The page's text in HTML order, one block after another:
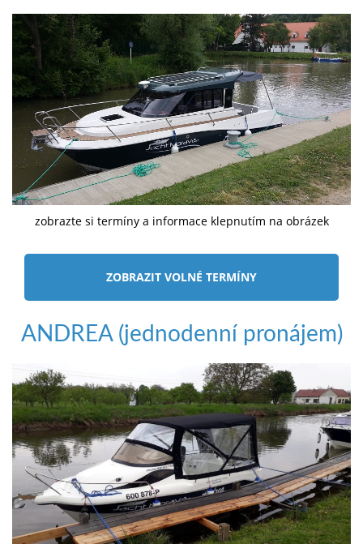
zobrazte si termíny a informace klepnutím na obrázek
ZOBRAZIT VOLNÉ TERMÍNY
ANDREA (jednodenní pronájem)